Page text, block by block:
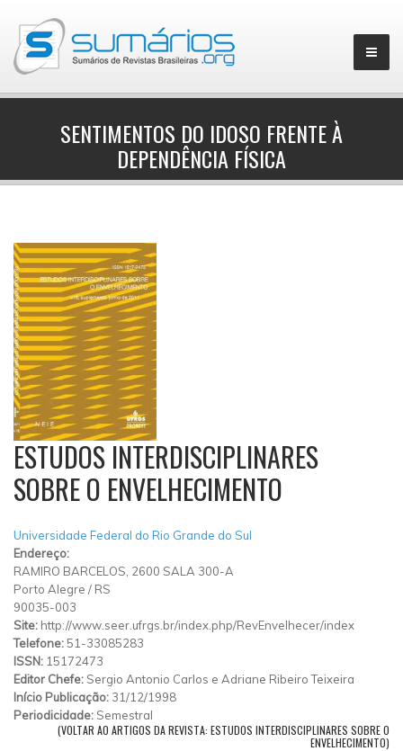
SENTIMENTOS DO IDOSO FRENTE À
DEPENDÊNCIA FÍSICA
ESTUDOS INTERDISCIPLINARES
SOBRE O ENVELHECIMENTO
Universidade Federal do Rio Grande do Sul
Endereço:
RAMIRO BARCELOS, 2600 SALA 300-A
Porto Alegre / RS
90035-003
Site: http://www.seer.ufrgs.br/index.php/RevEnvelhecer/index
Telefone:51-33085283
ISSN: 15172473
Editor Chefe: Sergio Antonio Carlos e Adriane Ribeiro Teixeira
Início Publicação: 31/12/1998
Periodicidade: Semestral
(VOLTAR AO ARTIGOS DA REVISTA: ESTUDOS INTERDISCIPLINARES SOBRE O
ENVELHECIMENTO)